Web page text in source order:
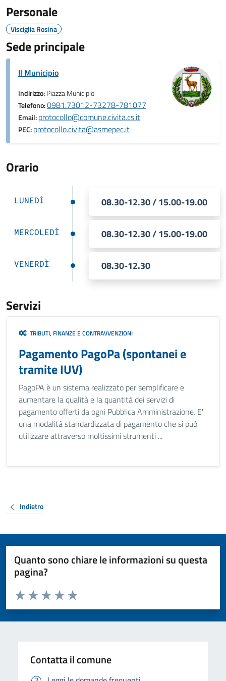
Personale
Visciglia Rosina
Sede principale
Il Municipio
Indirizzo:Piazza Municipio
Telefono:0981.73012-73278-781077
Email:protocollo@comune.civita.cs.it
PEC:protocollo.civita@asmepec.it
Orario
LUNEDÌ 08.30-12.30 / 15.00-19.00
MERCOLEDÌ 08.30-12.30 / 15.00-19.00
VENERDÌ 08.30-12.30
Servizi
TRIBUTI, FINANZE E CONTRAVVENZIONI
Pagamento PagoPa (spontanei e
tramite IUV)
PagoPA è un sistema realizzato per semplificare e
aumentare la qualità e la quantità dei servizi di
pagamento offerti da ogni Pubblica Amministrazione. E'
una modalità standardizzata di pagamento che si può
utilizzare attraverso moltissimi strumenti ...
Indietro
Quanto sono chiare le informazioni su questa
pagina?
Valuta da 1 a 5 stelle la pagina
Valuta 5 stelle su 5
Valuta 4 stelle su 5
Valuta 3 stelle su 5
Valuta 2 stelle su 5
Valuta 1 stelle su 5
Contatta il comune